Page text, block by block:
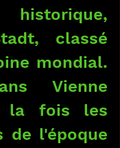
classé
mondial.
Vienne
la fois les
de l'époque